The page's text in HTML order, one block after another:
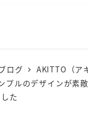
ログ
AKITTO（ア
ルのデザインが素
た